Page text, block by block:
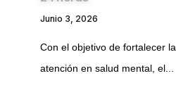
Junio 3, 2026
Con el objetivo de fortalecer la
atención en salud mental, el...